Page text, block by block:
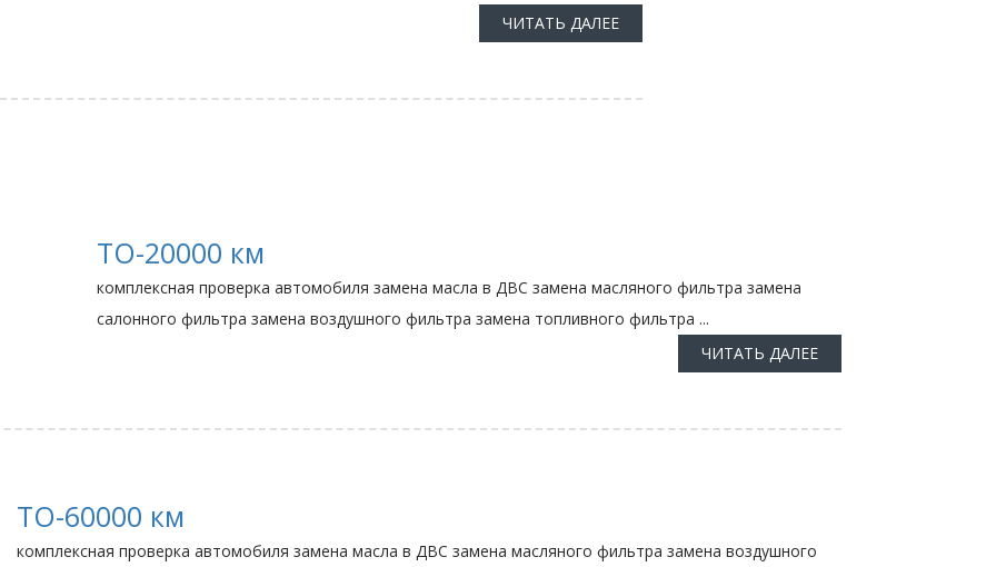
ЧИТАТЬ ДАЛЕЕ
ТО-20000 км
комплексная проверка автомобиля замена масла в ДВС замена масляного фильтра замена
салонного фильтра замена воздушного фильтра замена топливного фильтра ...
ЧИТАТЬ ДАЛЕЕ
ТО-60000 км
комплексная проверка автомобиля замена масла в ДВС замена масляного фильтра замена воздушного